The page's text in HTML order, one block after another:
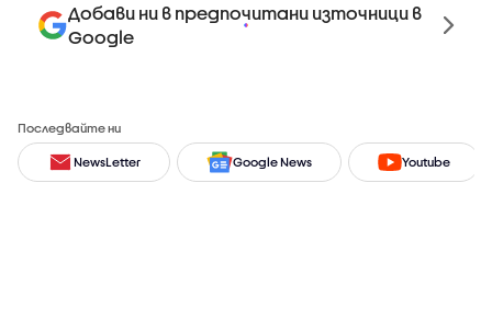
Добави ни в предпочитани източници в
Google
Последвайте ни
NewsLetter Google News Youtube